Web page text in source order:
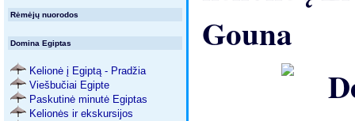
Rėmėjų nuorodos
Domina Egiptas
Kelionė į Egiptą - Pradžia
Viešbučiai Egipte
Paskutinė minutė Egiptas
Kelionės ir ekskursijos